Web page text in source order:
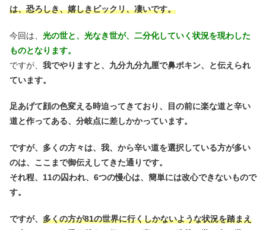
は、恐ろしき、嬉しきビックリ、凄いです。
今回は、 光の世と、光なき世が、二分化していく状況を現わした
ものとなります。
ですが、 我でやりますと、九分九分九厘で鼻ポキン、と伝えられ
ています。
足あげて顔の色変える時迫ってきており、目の前に楽な道と辛い
道と作ってある、分岐点に差しかかっています。
ですが、多くの方々は、我、から辛い道を選択している方が多い
のは、ここまで御伝えしてきた通りです。
それ程、11の囚われ、6つの慢心は、簡単には改心できないもので
す。
ですが、 多くの方が81の世界に行くしかないような状況を踏まえ